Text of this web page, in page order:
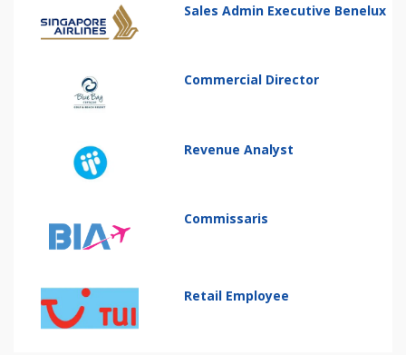
Sales Admin Executive Benelux
Commercial Director
Revenue Analyst
Commissaris
Retail Employee